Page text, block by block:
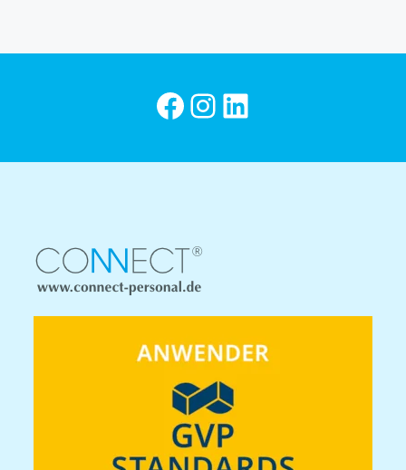
CONNECT Personal bei Facebook
Instagram
CONNECT Personal bei LinkedIn